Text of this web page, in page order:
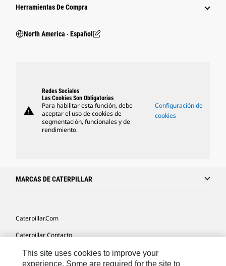
Herramientas De Compra
North America ‧ Español
warning
Redes Sociales
Las Cookies Son Obligatorias
Para habilitar esta función, debe
aceptar el uso de cookies de
segmentación, funcionales y de
rendimiento.
Configuración de
cookies
MARCAS DE CATERPILLAR
Caterpillar.com
Caterpillar Contacto
Mis Preferencias De Marketing
This site uses cookies to improve your
experience. Some are required for the site to